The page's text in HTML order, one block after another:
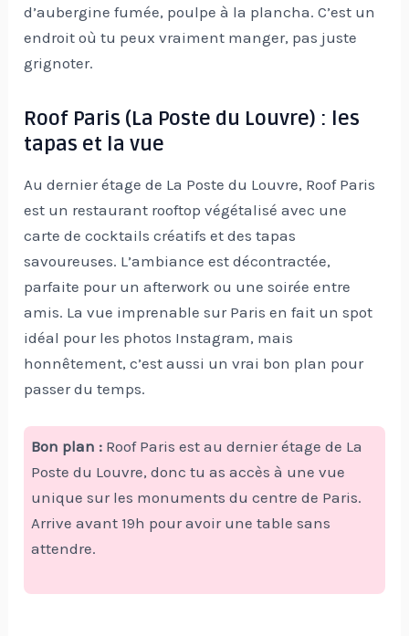
d’aubergine fumée, poulpe à la plancha. C’est un
endroit où tu peux vraiment manger, pas juste
grignoter.
Roof Paris (La Poste du Louvre) : les
tapas et la vue
Au dernier étage de La Poste du Louvre, Roof Paris
est un restaurant rooftop végétalisé avec une
carte de cocktails créatifs et des tapas
savoureuses. L’ambiance est décontractée,
parfaite pour un afterwork ou une soirée entre
amis. La vue imprenable sur Paris en fait un spot
idéal pour les photos Instagram, mais
honnêtement, c’est aussi un vrai bon plan pour
passer du temps.
Bon plan : Roof Paris est au dernier étage de La
Poste du Louvre, donc tu as accès à une vue
unique sur les monuments du centre de Paris.
Arrive avant 19h pour avoir une table sans
attendre.